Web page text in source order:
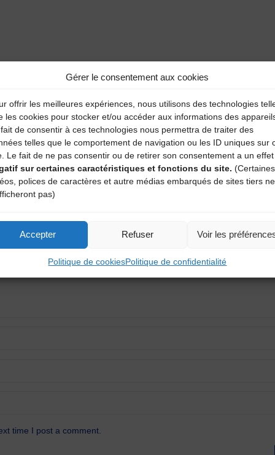
Gérer le consentement aux cookies
offrir les meilleures expériences, nous utilisons des technologies
les cookies pour stocker et/ou accéder aux informations des
de consentir à ces technologies nous permettra de traiter des
telles que le comportement de navigation ou les ID uniques sur
Le fait de ne pas consentir ou de retirer son consentement a un effet
sur certaines caractéristiques et fonctions du site. (Certaines
polices de caractères et autre médias embarqués de sites tiers ne
pas)
Accepter Refuser Voir les
Politique de cookiesPolitique de confidentialité
sont indiqués avec
time I post a comment.